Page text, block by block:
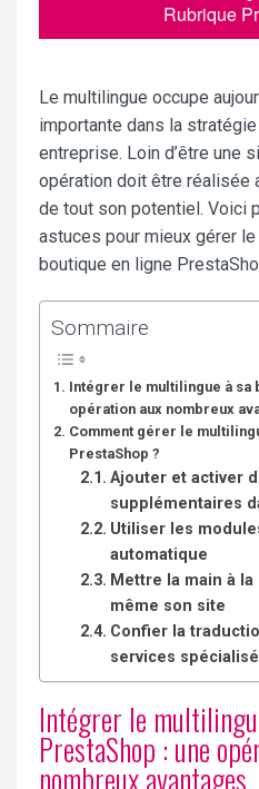
Rubrique
Le multilingue occupe
importante dans la
entreprise. Loin d’être une
opération doit être réalisée
de tout son potentiel. Voici
astuces pour mieux gérer
boutique en ligne
Sommaire
Intégrer le multilingue à sa
opération aux nombreux
Comment gérer le
PrestaShop ?
Ajouter et activer
supplémentaires
Utiliser les
automatique
Mettre la main à
même son site
Confier la
services
Intégrer le
PrestaShop : une
nombreux avantages